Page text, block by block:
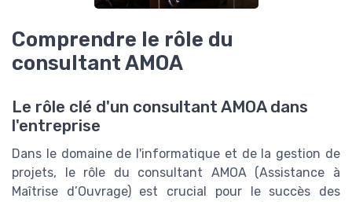
Comprendre le rôle du
consultant AMOA
Le rôle clé d'un consultant AMOA dans
l'entreprise
Dans le domaine de l'informatique et de la gestion de
projets, le rôle du consultant AMOA (Assistance à
Maîtrise d’Ouvrage) est crucial pour le succès des